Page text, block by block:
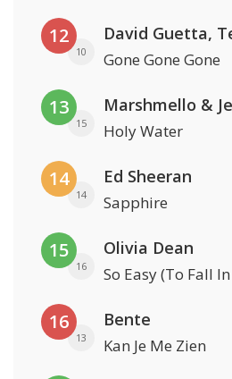
12
10 Gone Gone Gone
13
15
Marshmello &
Holy Water
14
14
Ed Sheeran
Sapphire
15
16
Olivia Dean
So Easy (To Fall
16
13
Bente
Kan Je Me Zien